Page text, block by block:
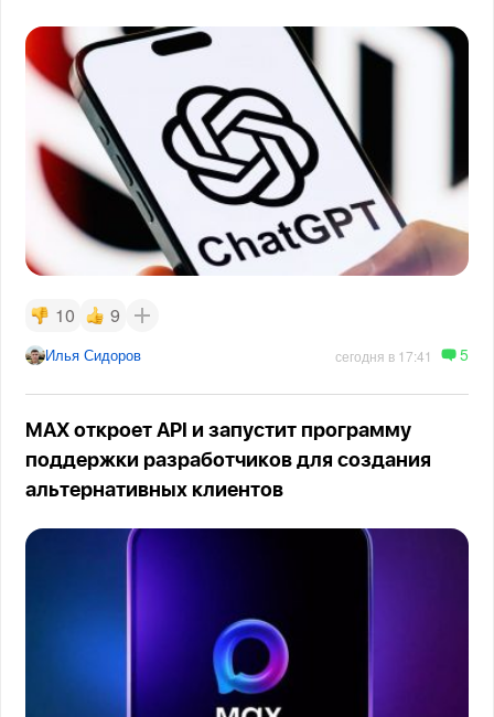
10 9
Илья Сидоров сегодня в 17:41 5
MAX откроет API и запустит программу
поддержки разработчиков для создания
альтернативных клиентов